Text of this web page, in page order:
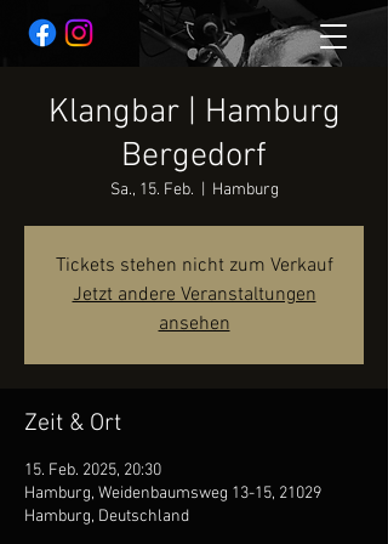
Klangbar | Hamburg
Bergedorf
Sa., 15. Feb. Hamburg
Tickets stehen nicht zum Verkauf
Jetzt andere Veranstaltungen
ansehen
Zeit & Ort
15. Feb. 2025, 20:30
Hamburg, Weidenbaumsweg 13-15, 21029
Hamburg, Deutschland